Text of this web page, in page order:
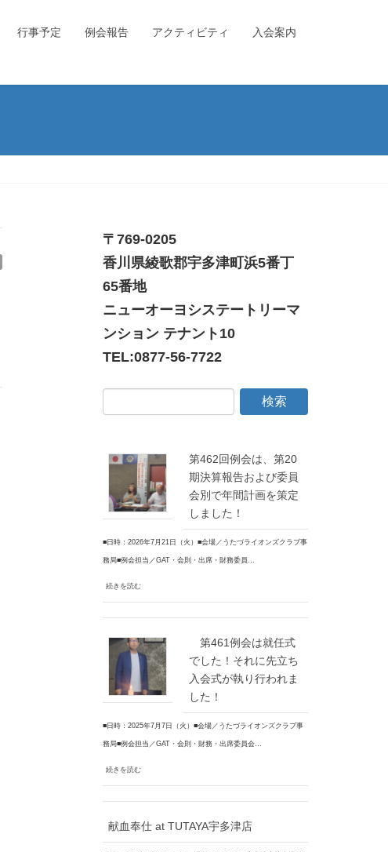
行事予定 例会報告 アクティビティ 入会案内
〒769-0205
香川県綾歌郡宇多津町浜5番丁
65番地
ニューオーヨシステートリーマ
ンション テナント10
TEL:0877-56-7722
第462回例会は、第20
期決算報告および委員
会別で年間計画を策定
しました！
■日時：2026年7月21日（火）■会場／うたづライオンズクラブ事
務局■例会担当／GAT・会則・出席・財務委員…
続きを読む
第461例会は就任式
でした！それに先立ち
入会式が執り行われま
した！
■日時：2025年7月7日（火）■会場／うたづライオンズクラブ事
務局■例会担当／GAT・会則・財務・出席委員会…
続きを読む
献血奉仕 at TUTAYA宇多津店